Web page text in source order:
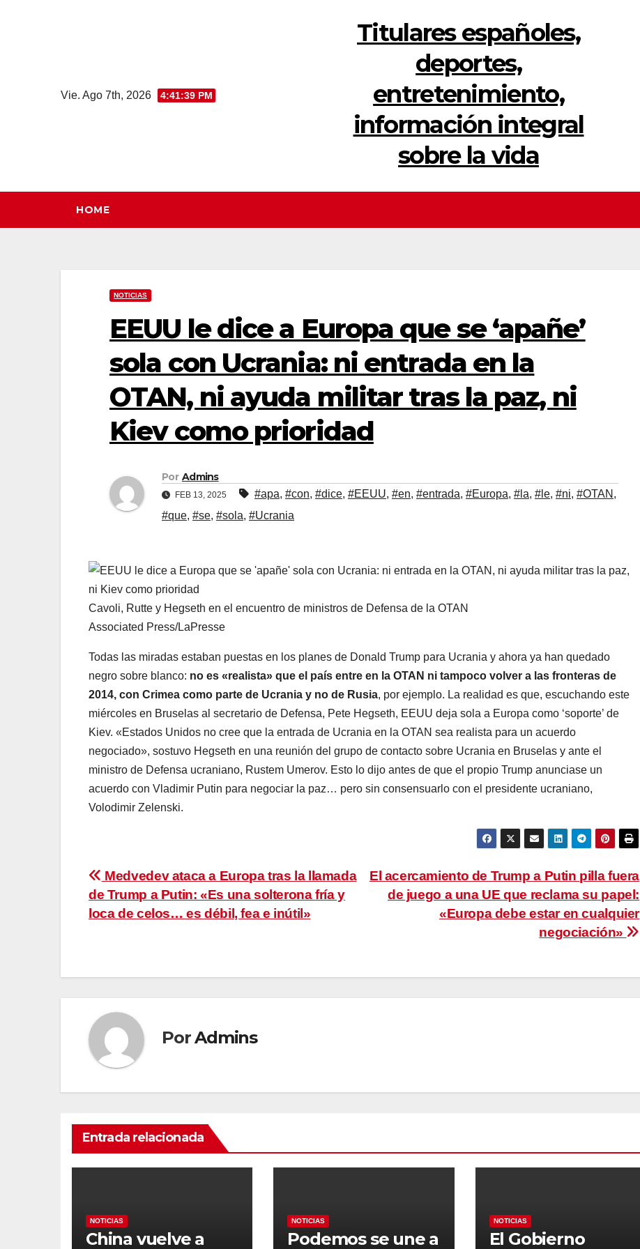
Vie. Ago 7th, 2026 4:41:40 PM
Titulares españoles,
deportes,
entretenimiento,
información integral
sobre la vida
HOME
NOTICIAS
EEUU le dice a Europa que se ‘apañe’
sola con Ucrania: ni entrada en la
OTAN, ni ayuda militar tras la paz, ni
Kiev como prioridad
Por Admins
FEB 13, 2025 #apa, #con, #dice, #EEUU, #en, #entrada, #Europa, #la, #le, #ni, #OTAN ,
#que, #se, #sola, #Ucrania
Cavoli, Rutte y Hegseth en el encuentro de ministros de Defensa de la OTAN
Associated Press/LaPresse
Todas las miradas estaban puestas en los planes de Donald Trump para Ucrania y ahora ya han quedado
negro sobre blanco: no es «realista» que el país entre en la OTAN ni tampoco volver a las fronteras de
2014, con Crimea como parte de Ucrania y no de Rusia, por ejemplo. La realidad es que, escuchando este
miércoles en Bruselas al secretario de Defensa, Pete Hegseth, EEUU deja sola a Europa como ‘soporte’ de
Kiev. «Estados Unidos no cree que la entrada de Ucrania en la OTAN sea realista para un acuerdo
negociado», sostuvo Hegseth en una reunión del grupo de contacto sobre Ucrania en Bruselas y ante el
ministro de Defensa ucraniano, Rustem Umerov. Esto lo dijo antes de que el propio Trump anunciase un
acuerdo con Vladimir Putin para negociar la paz… pero sin consensuarlo con el presidente ucraniano,
Volodimir Zelenski.
Navegación
de
El acercamiento de Trump a Putin pilla fuera
de juego a una UE que reclama su papel:
«Europa debe estar en cualquier
negociación»
Medvedev ataca a Europa tras la llamada
de Trump a Putin: «Es una solterona fría y
loca de celos… es débil, fea e inútil»
PorAdmins
Entrada relacionada
NOTICIAS
China vuelve a
NOTICIAS
Podemos se une a
NOTICIAS
El Gobierno